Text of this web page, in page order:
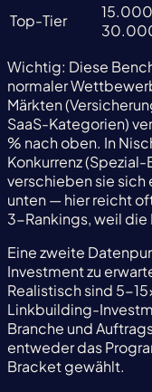
Top-Tier
Wichtig: Diese
normaler
Märkten
SaaS-Kategorien)
% nach oben. In
Konkurrenz
verschieben sie
unten — hier reicht
3-Rankings, weil die
Eine zweite
Investment zu
Realistisch sind 5-
Linkbuilding-
Branche und
entweder das
Bracket gewählt.